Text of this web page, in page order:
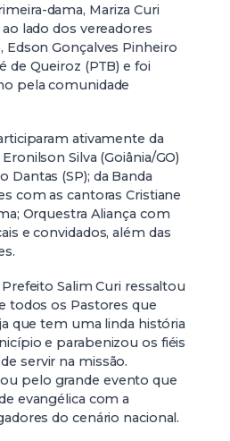
dama, Mariza Curi
lado dos vereadores
Edson Gonçalves Pinheiro
de Queiroz (PTB) e foi
pela comunidade
ativamente da
Silva (Goiânia/GO)
Dantas (SP); da Banda
com as cantoras Cristiane
Orquestra Aliança com
e convidados, além das
Salim Curi ressaltou
todos os Pastores que
que tem uma linda história
e parabenizou os fiéis
servir na missão.
pelo grande evento que
evangélica com a
do cenário nacional.